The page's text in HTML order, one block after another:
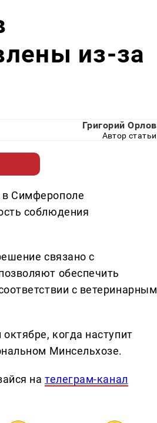
из-за
Григорий Орлов
Автор статьи
в Симферополе
соблюдения
связано с
обеспечить
с ветеринарным
когда наступит
Минсельхозе.
нателеграм-канал